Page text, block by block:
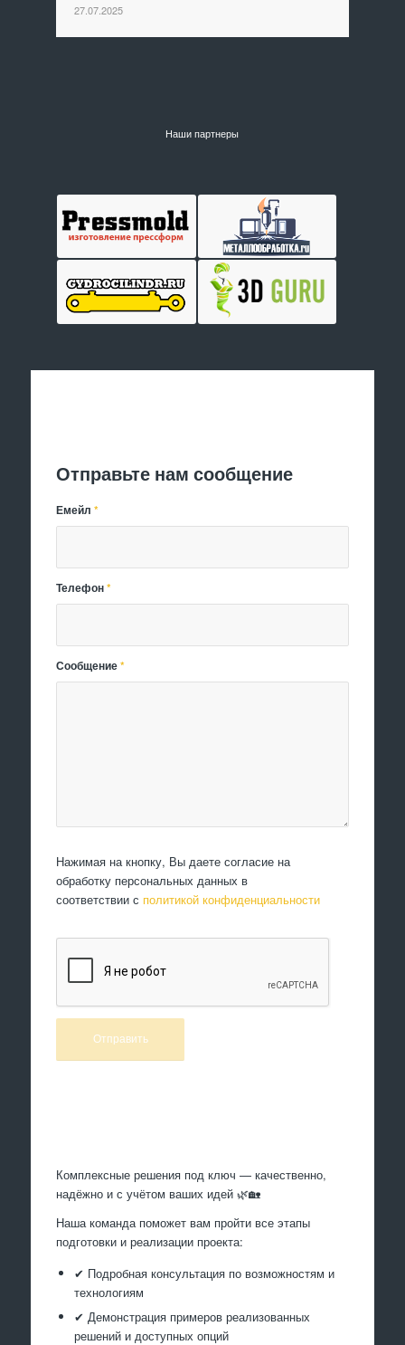
27.07.2025
Наши партнеры
Отправьте нам сообщение
Емейл*
Телефон*
Сообщение*
Нажимая на кнопку, Вы даете согласие на
обработку персональных данных в
соответствии с политикой конфиденциальности
Комплексные решения под ключ — качественно,
надёжно и с учётом ваших идей 🌿🏡
Наша команда поможет вам пройти все этапы
подготовки и реализации проекта:
✔ Подробная консультация по возможностям и
технологиям
✔ Демонстрация примеров реализованных
решений и доступных опций